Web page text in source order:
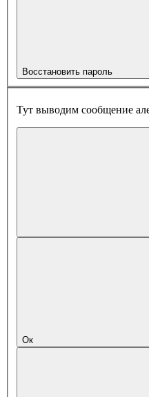
Восстановить пароль
Тут выводим сообщение
Ок